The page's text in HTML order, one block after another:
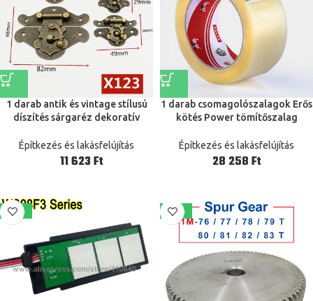
1 darab antik és vintage stílusú
díszítés sárgaréz dekoratív
doboz HASP retesz horog
csavarokkal
Építkezés és lakásfelújítás
Ft
1 darab csomagolószalagok Erős
kötés Power tömítőszalag
kartondoboz tömítés átlátszó
ragasztószalag
Építkezés és lakásfelújítás
Ft
-15% -23%